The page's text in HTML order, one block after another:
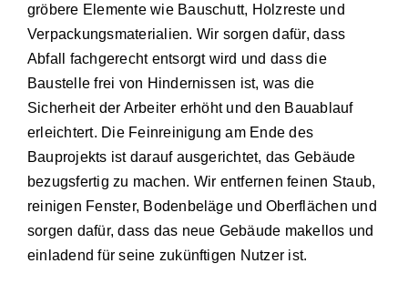
gröbere Elemente wie Bauschutt, Holzreste und
Verpackungsmaterialien. Wir sorgen dafür, dass
Abfall fachgerecht entsorgt wird und dass die
Baustelle frei von Hindernissen ist, was die
Sicherheit der Arbeiter erhöht und den Bauablauf
erleichtert. Die Feinreinigung am Ende des
Bauprojekts ist darauf ausgerichtet, das Gebäude
bezugsfertig zu machen. Wir entfernen feinen Staub,
reinigen Fenster, Bodenbeläge und Oberflächen und
sorgen dafür, dass das neue Gebäude makellos und
einladend für seine zukünftigen Nutzer ist.